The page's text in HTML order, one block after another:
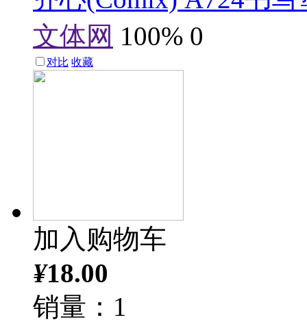
文体网 100% 0
对比 收藏
加入购物车
¥18.00
销量：1